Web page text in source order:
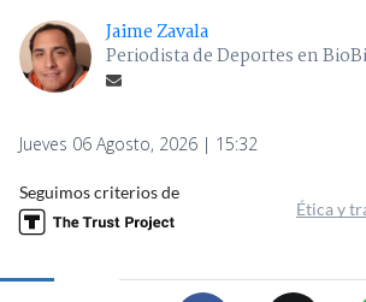
Jaime Zavala
Periodista de Deportes en
Jueves 06 Agosto, 2026 | 15:32
Seguimos criterios de
Ética y